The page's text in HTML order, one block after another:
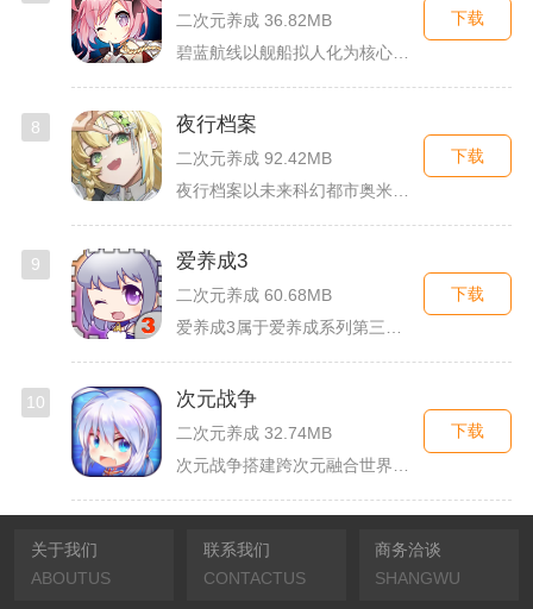
二次元养成 36.82MB
下载
8 夜行档案
二次元养成 92.42MB
下载
9 爱养成3
二次元养成 60.68MB
爱养成3属于爱养成系列第三部单机模拟养成手游，故事依托天使堕...
下载
10 次元战争
二次元养成 32.74MB
下载
关于我们
ABOUTUS
联系我们
CONTACTUS
商务洽谈
SHANGWU